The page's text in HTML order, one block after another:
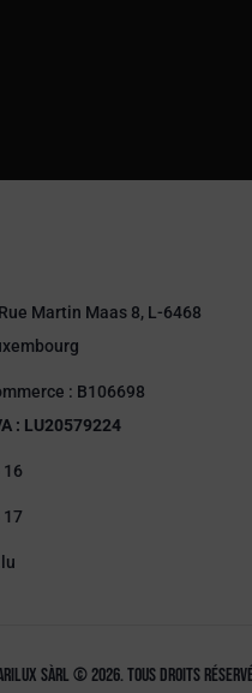
Martin Maas 8, L-6468
: B106698
: LU20579224
16
17
Sàrl © 2026. Tous droits